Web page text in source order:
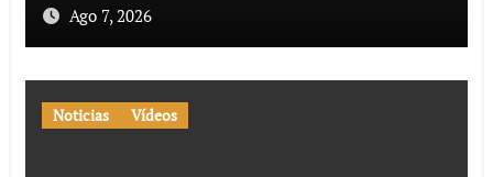
Ago 7, 2026
Noticias Vídeos